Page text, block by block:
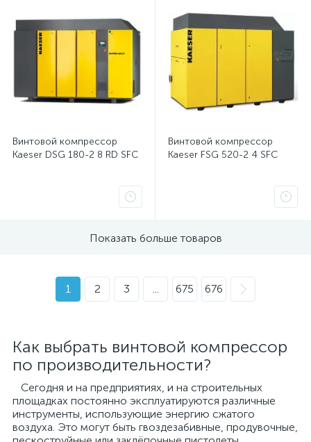
Винтовой компрессор
Kaeser DSG 180-2 8 RD SFC
Винтовой компрессор
Kaeser FSG 520-2 4 SFC
Показать больше товаров
1 2 3 ... 675 676
Как выбрать винтовой компрессор
по производительности?
Сегодня и на предприятиях, и на строительных
площадках постоянно эксплуатируются различные
инструменты, использующие энергию сжатого
воздуха. Это могут быть гвоздезабивные, продувочные,